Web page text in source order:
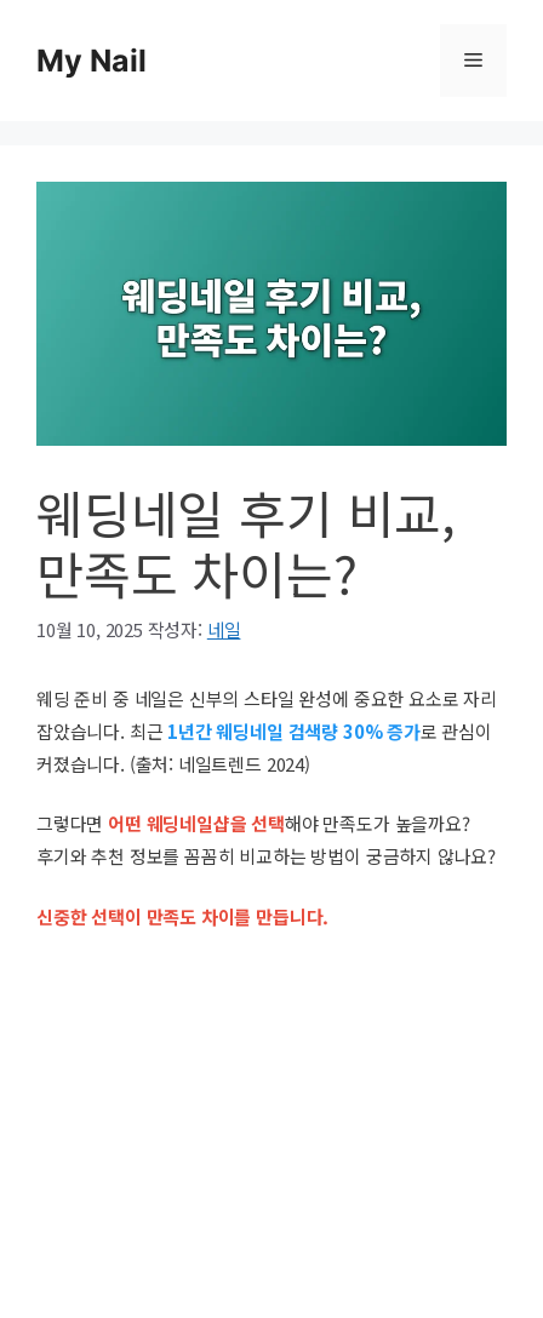
My Nail 메
웨딩네일 후기 비교,
만족도 차이는?
10월 10, 2025 작성자: 네일
웨딩 준비 중 네일은 신부의 스타일 완성에 중요한 요소로 자리
잡았습니다. 최근 1년간 웨딩네일 검색량 30% 증가로 관심이
커졌습니다. (출처: 네일트렌드 2024)
그렇다면 어떤 웨딩네일샵을 선택해야 만족도가 높을까요?
후기와 추천 정보를 꼼꼼히 비교하는 방법이 궁금하지 않나요?
신중한 선택이 만족도 차이를 만듭니다.